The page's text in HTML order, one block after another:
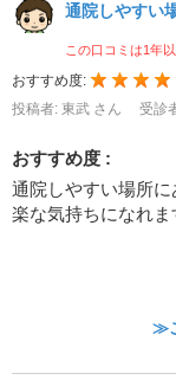
通院しやすい
この口コミは1年
おすすめ度:
投稿者: 東武 さん
受診
おすすめ度 :
通院しやすい場所
楽な気持ちになれま
≫